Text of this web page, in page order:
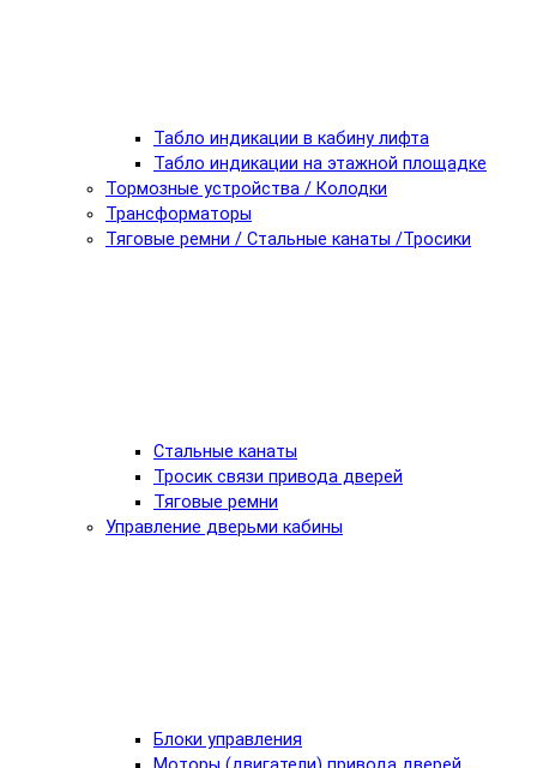
Табло индикации в кабину лифта
Табло индикации на этажной площадке
Тормозные устройства / Колодки
Трансформаторы
Тяговые ремни / Стальные канаты /Тросики
Стальные канаты
Тросик связи привода дверей
Тяговые ремни
Управление дверьми кабины
Блоки управления